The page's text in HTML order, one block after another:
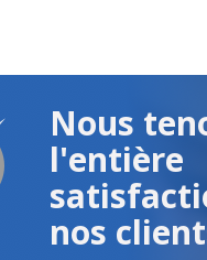
Nous
l'entière
nos